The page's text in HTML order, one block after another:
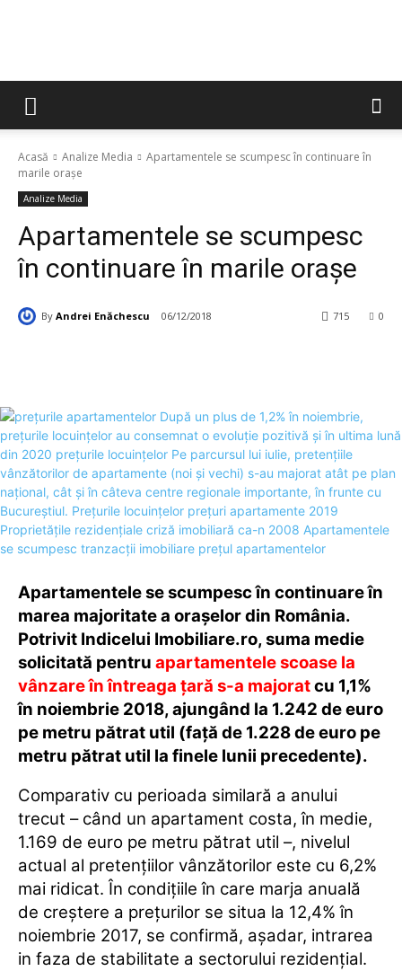
Acasă Analize Media
Apartamentele se scumpesc în continuare în
marile orașe
Analize Media
Apartamentele se scumpesc
în continuare în marile orașe
By Andrei Enăchescu 06/12/2018 0
715
Apartamentele se scumpesc în continuare în
marea majoritate a orașelor din România.
Potrivit Indicelui Imobiliare.ro, suma medie
solicitată pentru apartamentele scoase la
vânzare în întreaga țară s-a majoratcu 1,1%
în noiembrie 2018, ajungând la 1.242 de euro
pe metru pătrat util (față de 1.228 de euro pe
metru pătrat util la finele lunii precedente).
Comparativ cu perioada similară a anului
trecut – când un apartament costa, în medie,
1.169 de euro pe metru pătrat util –, nivelul
actual al pretențiilor vânzătorilor este cu 6,2%
mai ridicat. În condițiile în care marja anuală
de creștere a prețurilor se situa la 12,4% în
noiembrie 2017, se confirmă, așadar, intrarea
in faza de stabilitate a sectorului rezidențial.